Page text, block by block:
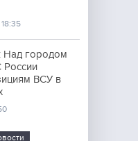
Над городом
ВСУ в